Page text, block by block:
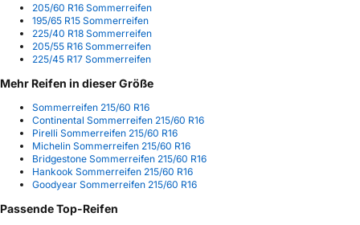
205/60 R16 Sommerreifen
195/65 R15 Sommerreifen
225/40 R18 Sommerreifen
205/55 R16 Sommerreifen
225/45 R17 Sommerreifen
Mehr Reifen in dieser Größe
Sommerreifen 215/60 R16
Continental Sommerreifen 215/60 R16
Pirelli Sommerreifen 215/60 R16
Michelin Sommerreifen 215/60 R16
Bridgestone Sommerreifen 215/60 R16
Hankook Sommerreifen 215/60 R16
Goodyear Sommerreifen 215/60 R16
Passende Top-Reifen